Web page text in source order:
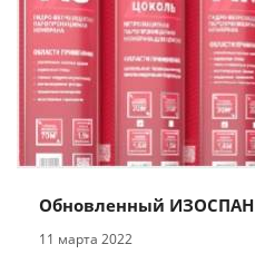
Обновленный ИЗОСПАН
11 марта 2022